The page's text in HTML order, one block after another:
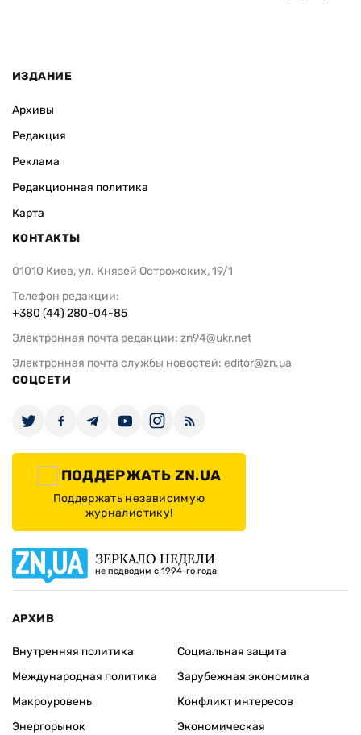
ИЗДАНИЕ
Архивы
Редакция
Реклама
Редакционная политика
Карта
КОНТАКТЫ
01010 Киев, ул. Князей Острожских, 19/1
Телефон редакции:
+380 (44) 280-04-85
Электронная почта редакции: zn94@ukr.net
Электронная почта службы новостей: editor@zn.ua
СОЦСЕТИ
ПОДДЕРЖАТЬ ZN.UA
Поддержать независимую
журналистику!
ЗЕРКАЛО НЕДЕЛИ
не подводим с 1994-го года
АРХИВ
Внутренняя политика
Международная политика
Макроуровень
Энергорынок
Социальная защита
Зарубежная экономика
Конфликт интересов
Экономическая